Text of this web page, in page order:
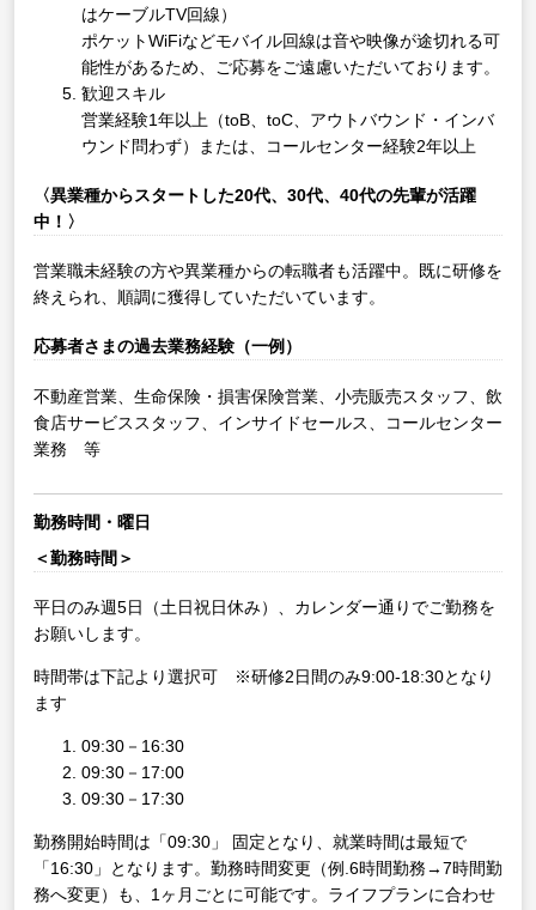
はケーブルTV回線）
ポケットWiFiなどモバイル回線は音や映像が途切れる可
能性があるため、ご応募をご遠慮いただいております。
歓迎スキル
営業経験1年以上（toB、toC、アウトバウンド・インバ
ウンド問わず）または、コールセンター経験2年以上
〈異業種からスタートした20代、30代、40代の先輩が活躍
中！〉
営業職未経験の方や異業種からの転職者も活躍中。既に研修を
終えられ、順調に獲得していただいています。
応募者さまの過去業務経験（一例）
不動産営業、生命保険・損害保険営業、小売販売スタッフ、飲
食店サービススタッフ、インサイドセールス、コールセンター
業務 等
勤務時間・曜日
＜勤務時間＞
平日のみ週5日（土日祝日休み）、カレンダー通りでご勤務を
お願いします。
時間帯は下記より選択可 ※研修2日間のみ9:00-18:30となり
ます
09:30－16:30
09:30－17:00
09:30－17:30
勤務開始時間は「09:30」 固定となり、就業時間は最短で
「16:30」となります。勤務時間変更（例.6時間勤務→7時間勤
務へ変更）も、1ヶ月ごとに可能です。ライフプランに合わせ